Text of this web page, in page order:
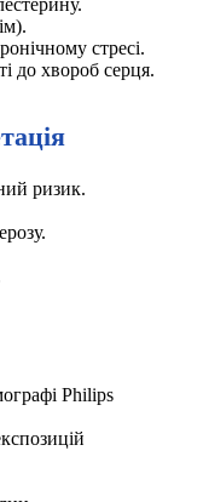
стресі.
до хвороб серця.
ризик.
Philips